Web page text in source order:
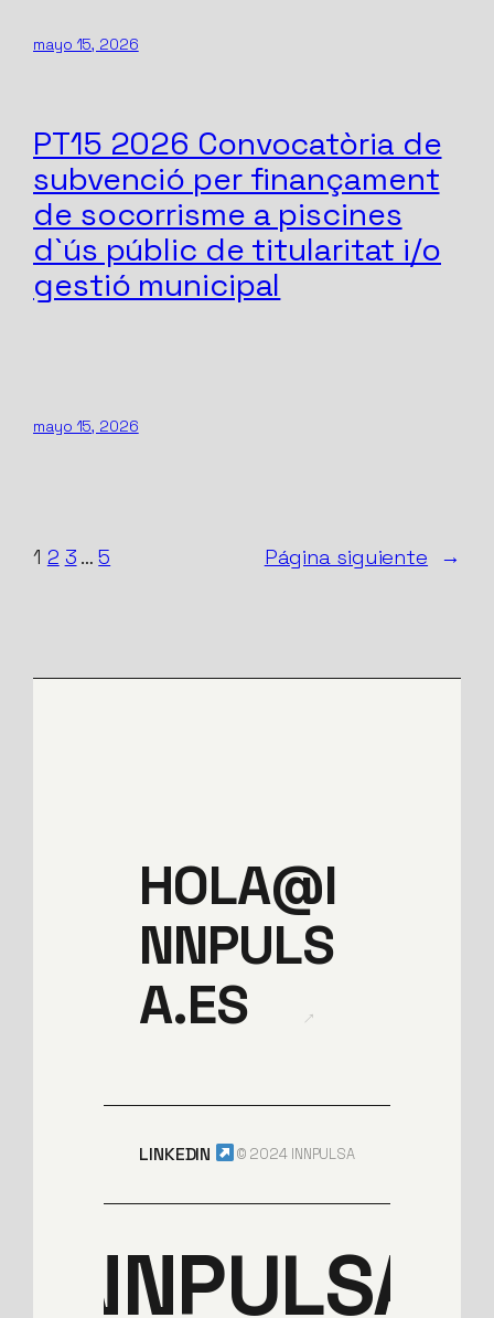
mayo 15, 2026
PT15 2026 Convocatòria de
subvenció per finançament
de socorrisme a piscines
d`ús públic de titularitat i/o
gestió municipal
mayo 15, 2026
1 2 3 … 5 Página siguiente →
HOLA@I
NNPULS
A.ES
→
LINKEDIN © 2024 INNPULSA
INNPULSA.